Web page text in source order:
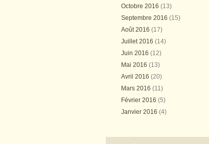
Octobre 2016 (13)
Septembre 2016 (15)
Août 2016 (17)
Juillet 2016 (14)
Juin 2016 (12)
Mai 2016 (13)
Avril 2016 (20)
Mars 2016 (11)
Février 2016 (5)
Janvier 2016 (4)